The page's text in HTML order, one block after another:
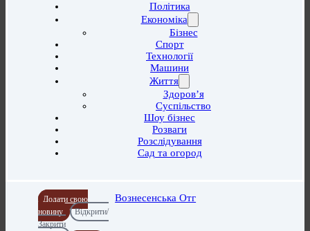
Політика
Економіка
Бізнес
Спорт
Технології
Машини
Життя
Здоров’я
Суспільство
Шоу бізнес
Розваги
Розслідування
Сад та огород
Додати свою
новину
Відкрити/
Закрити
Вознесенська Отг